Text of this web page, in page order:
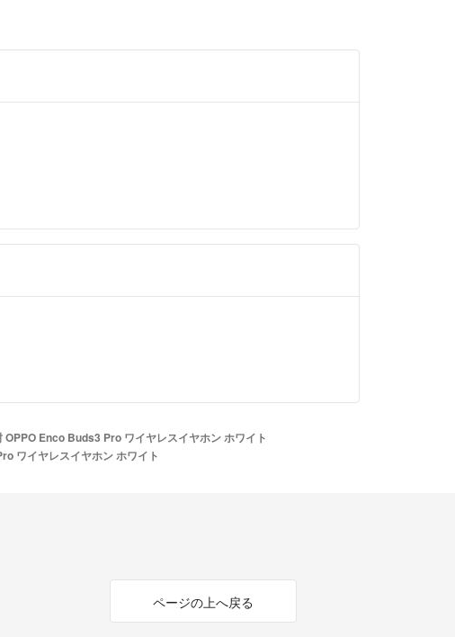
OPPO Enco Buds3 Pro ワイヤレスイヤホン ホワイト
ワイヤレスイヤホン ホワイト
ページの上へ戻る